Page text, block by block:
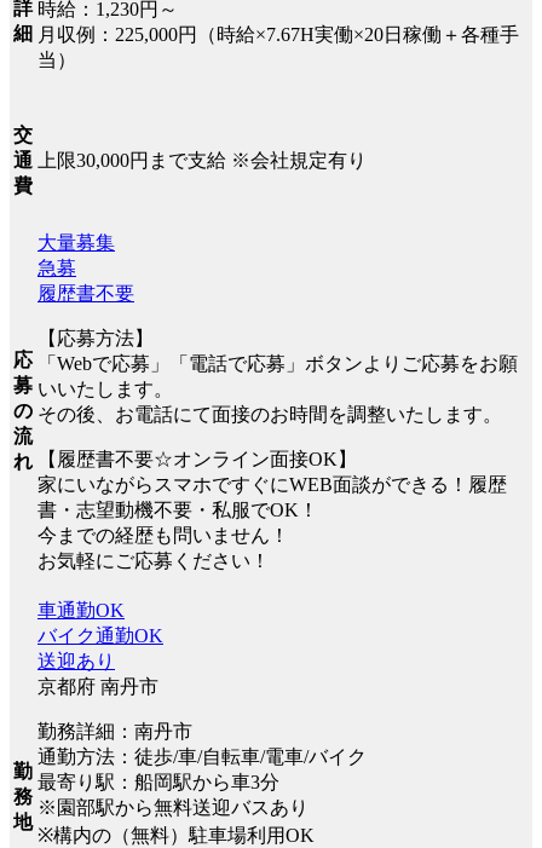
詳
細
時給：1,230円～
月収例：225,000円（時給×7.67H実働×20日稼働＋各種手
当）
交
通
費
上限30,000円まで支給 ※会社規定有り
応
募
の
流
れ
大量募集
急募
履歴書不要
【応募方法】
「Webで応募」「電話で応募」ボタンよりご応募をお願
いいたします。
その後、お電話にて面接のお時間を調整いたします。
【履歴書不要☆オンライン面接OK】
家にいながらスマホですぐにWEB面談ができる！履歴
書・志望動機不要・私服でOK！
今までの経歴も問いません！
お気軽にご応募ください！
勤
務
地
車通勤OK
バイク通勤OK
送迎あり
京都府 南丹市
勤務詳細：南丹市
通勤方法：徒歩/車/自転車/電車/バイク
最寄り駅：船岡駅から車3分
※園部駅から無料送迎バスあり
※構内の（無料）駐車場利用OK